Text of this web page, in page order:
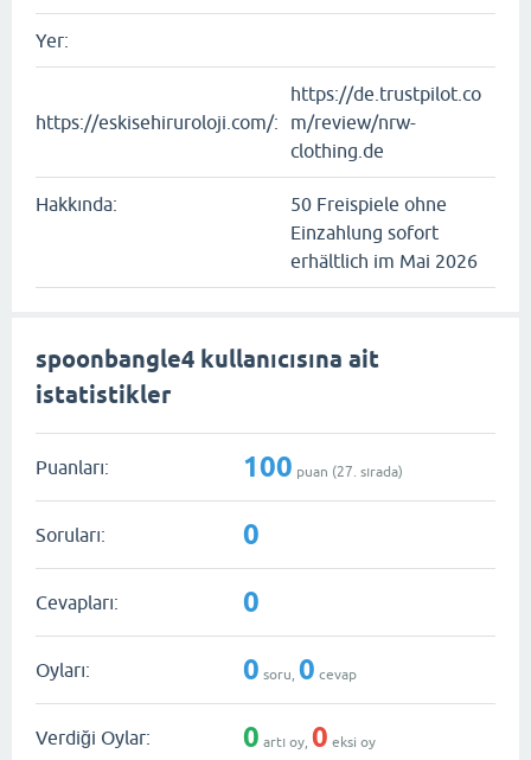
Yer:
https://eskisehiruroloji.com/:
https://de.trustpilot.co
m/review/nrw-
clothing.de
Hakkında:
50 Freispiele ohne
Einzahlung sofort
erhältlich im Mai 2026
spoonbangle4 kullanıcısına ait
istatistikler
Puanları: 100 puan (27 . sırada)
Soruları: 0
Cevapları: 0
Oyları: 0 soru, 0 cevap
Verdiği Oylar: 0 artı oy, 0 eksi oy